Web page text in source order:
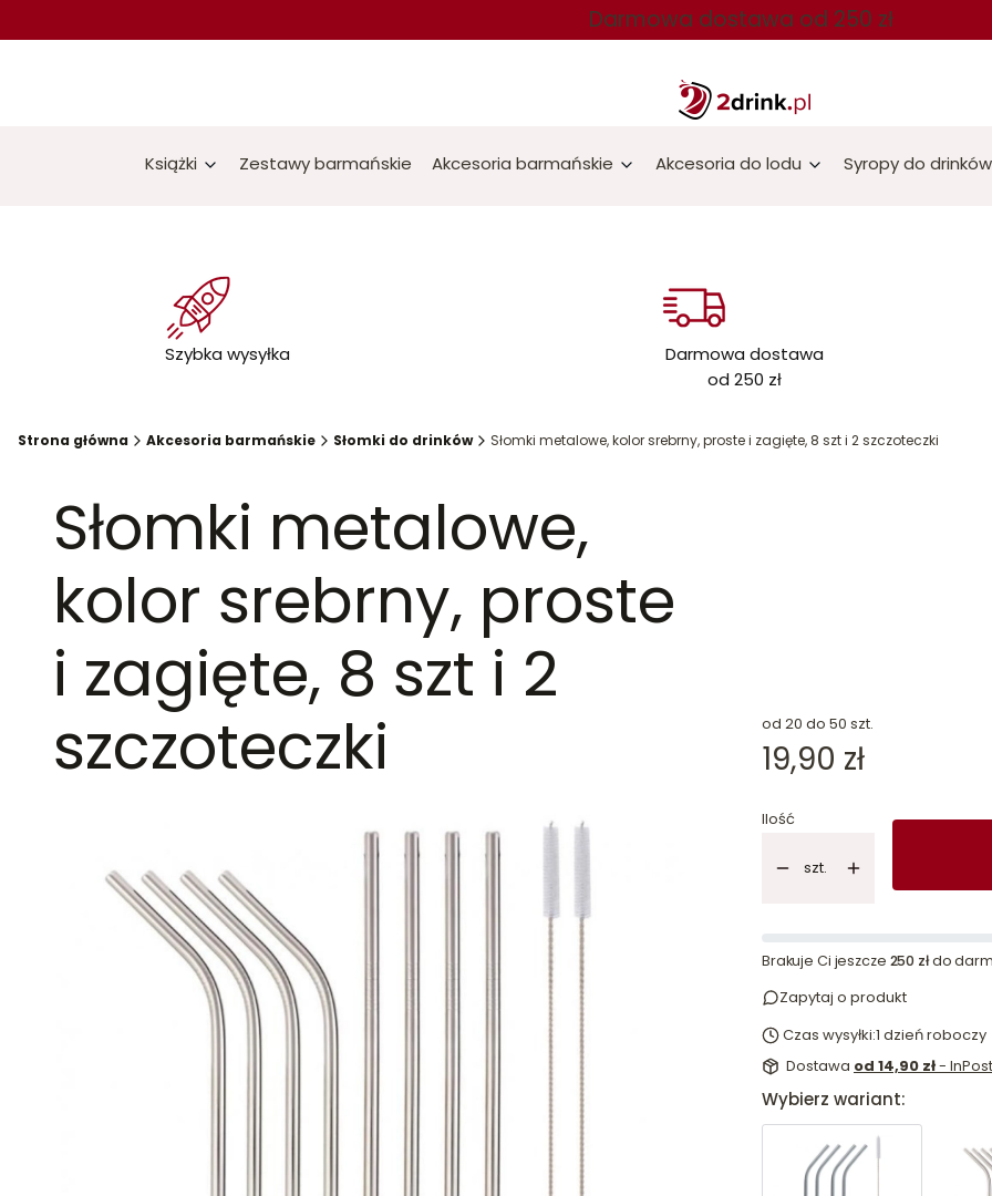
Darmowa dostawa od 250 zł
Książki Zestawy barmańskie Akcesoria barmańskie Akcesoria do lodu Syropy do drinków
Szybka wysyłka
Darmowa dostawa
od 250 zł
Strona główna Akcesoria barmańskie Słomki do drinków Słomki metalowe, kolor srebrny, proste i zagięte, 8 szt i 2 szczoteczki
Słomki metalowe,
kolor srebrny, proste
i zagięte, 8 szt i 2
szczoteczki
od 20 do 50 szt.
Cena
19,90 zł
Ilość
szt.
Brakuje Ci jeszcze 250 złdo
Zapytaj o produkt
Czas wysyłki:1 dzień roboczy
Dostawa od 14,90 zł-
Wybierz wariant: